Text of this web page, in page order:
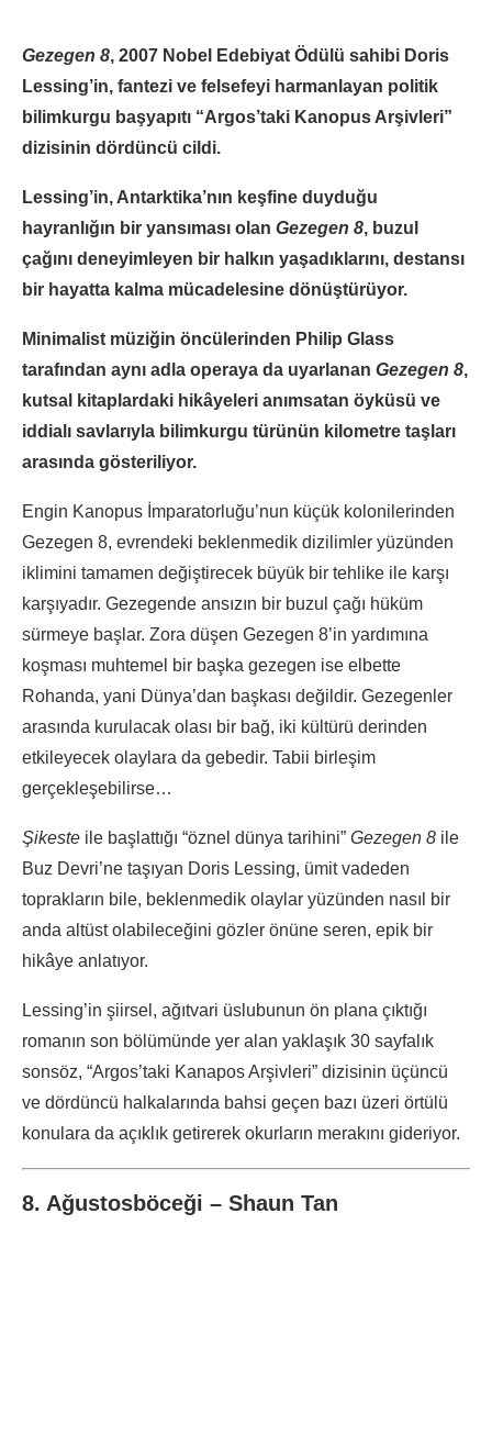
Gezegen 8, 2007 Nobel Edebiyat Ödülü sahibi Doris
Lessing’in, fantezi ve felsefeyi harmanlayan politik
bilimkurgu başyapıtı “Argos’taki Kanopus Arşivleri”
dizisinin dördüncü cildi.
Lessing’in, Antarktika’nın keşfine duyduğu
hayranlığın bir yansıması olan Gezegen 8, buzul
çağını deneyimleyen bir halkın yaşadıklarını, destansı
bir hayatta kalma mücadelesine dönüştürüyor.
Minimalist müziğin öncülerinden Philip Glass
tarafından aynı adla operaya da uyarlanan Gezegen 8,
kutsal kitaplardaki hikâyeleri anımsatan öyküsü ve
iddialı savlarıyla bilimkurgu türünün kilometre taşları
arasında gösteriliyor.
Engin Kanopus İmparatorluğu’nun küçük kolonilerinden
Gezegen 8, evrendeki beklenmedik dizilimler yüzünden
iklimini tamamen değiştirecek büyük bir tehlike ile karşı
karşıyadır. Gezegende ansızın bir buzul çağı hüküm
sürmeye başlar. Zora düşen Gezegen 8’in yardımına
koşması muhtemel bir başka gezegen ise elbette
Rohanda, yani Dünya’dan başkası değildir. Gezegenler
arasında kurulacak olası bir bağ, iki kültürü derinden
etkileyecek olaylara da gebedir. Tabii birleşim
gerçekleşebilirse…
Şikeste ile başlattığı “öznel dünya tarihini” Gezegen 8 ile
Buz Devri’ne taşıyan Doris Lessing, ümit vadeden
toprakların bile, beklenmedik olaylar yüzünden nasıl bir
anda altüst olabileceğini gözler önüne seren, epik bir
hikâye anlatıyor.
Lessing’in şiirsel, ağıtvari üslubunun ön plana çıktığı
romanın son bölümünde yer alan yaklaşık 30 sayfalık
sonsöz, “Argos’taki Kanapos Arşivleri” dizisinin üçüncü
ve dördüncü halkalarında bahsi geçen bazı üzeri örtülü
konulara da açıklık getirerek okurların merakını gideriyor.
8. Ağustosböceği – Shaun Tan